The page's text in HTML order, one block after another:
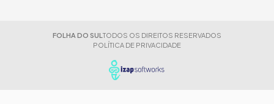
FOLHA DO SUL TODOS OS DIREITOS RESERVADOS
POLÍTICA DE PRIVACIDADE